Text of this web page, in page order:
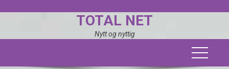
TOTAL NET
Nytt og nyttig